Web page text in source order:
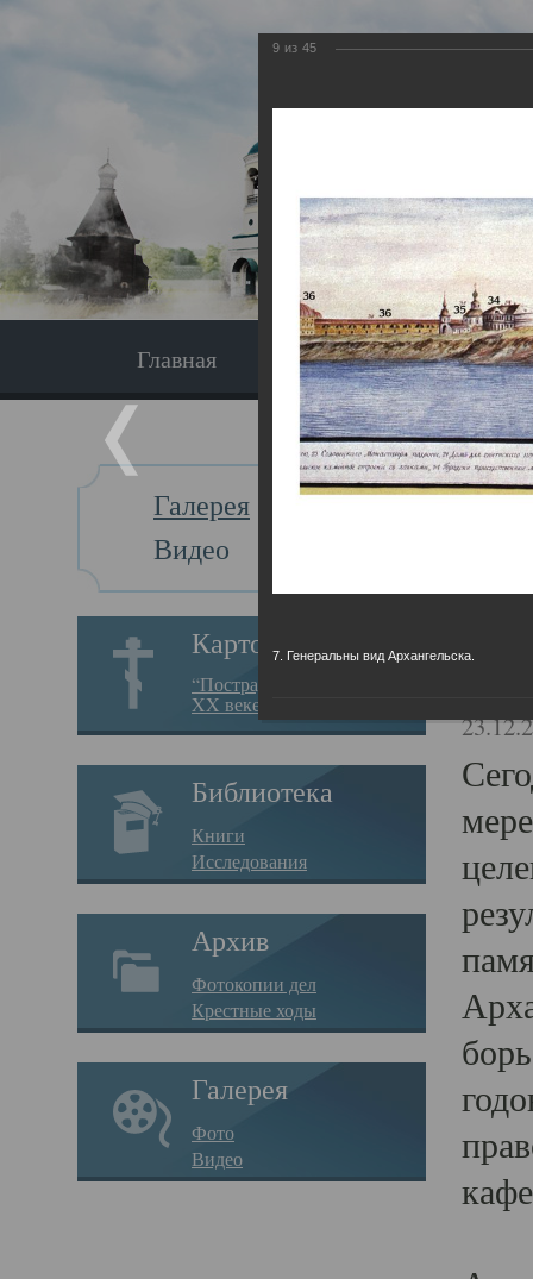
Главная Экскурсия
Галерея
Видео
Картотека
“Пострадавшие за веру в
XX веке на Севере”
Библиотека
Книги
Исследования
Архив
Фотокопии дел
Крестные ходы
Галерея
Фото
Видео
Главная
9 из 45
7. Генеральны вид Архангельска.